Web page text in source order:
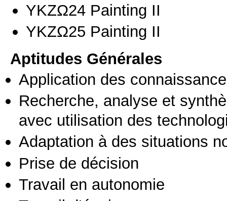
ΥΚΖΩ24 Painting II
ΥΚΖΩ25 Painting II
Aptitudes Générales
Application des
Recherche, analyse et
avec utilisation des
Adaptation à des situations
Prise de décision
Travail en autonomie